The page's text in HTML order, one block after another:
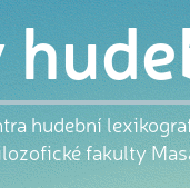
hudební
fakulty